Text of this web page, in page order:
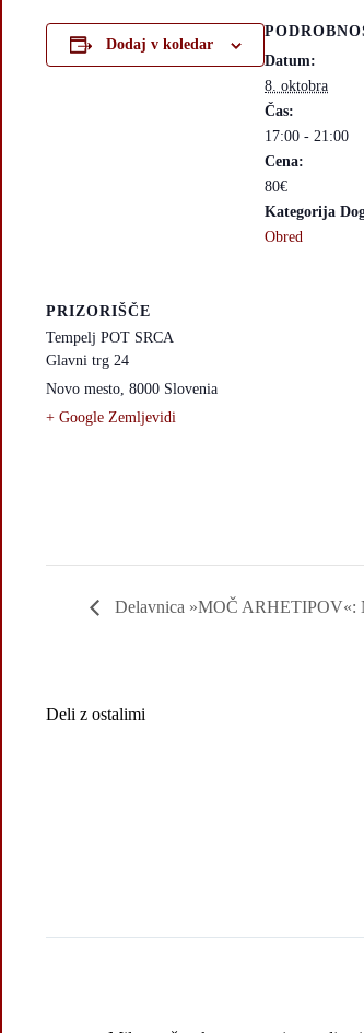
Dodaj v koledar
Datum:
8. oktobra
Čas:
17:00 - 21:00
Cena:
80€
Kategorija
Obred
PRIZORIŠČE
Tempelj POT SRCA
Glavni trg 24
Novo mesto, 8000 Slovenia
+ Google Zemljevidi
Delavnica »MOČ ARHETIPOV«:
Deli z ostalimi